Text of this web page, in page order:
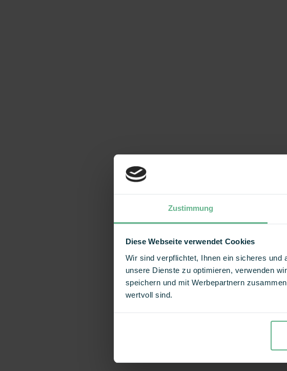
Zustimmung
Diese Webseite verwendet Cookies
Wir sind verpflichtet, Ihnen ein sicheres und
unsere Dienste zu optimieren, verwenden
speichern und mit Werbepartnern
wertvoll sind.